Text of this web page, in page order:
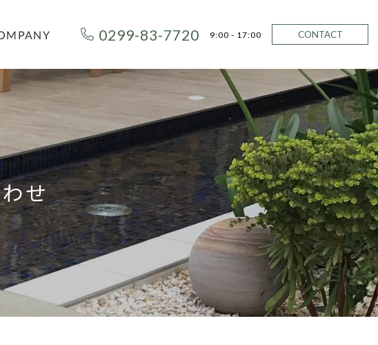
0299-83-7720 9:00 - 17:00 CONTACT
せ